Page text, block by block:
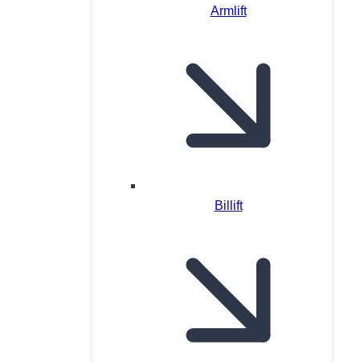
Armlift
Billift